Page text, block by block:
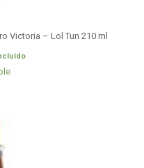
Victoria – Lol Tun 210 ml